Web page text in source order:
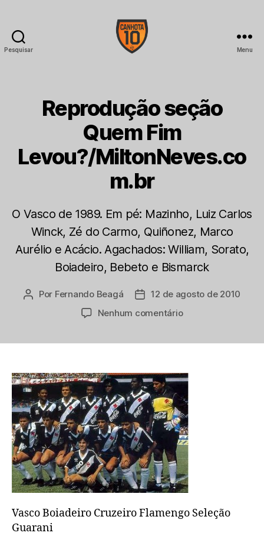
Pesquisar Menu
Reprodução seção
Quem Fim
Levou?/MiltonNeves.co
m.br
O Vasco de 1989. Em pé: Mazinho, Luiz Carlos
Winck, Zé do Carmo, Quiñonez, Marco
Aurélio e Acácio. Agachados: William, Sorato,
Boiadeiro, Bebeto e Bismarck
Autor
Por Fernando Beagá
Data12 de agosto de 2010
Nenhum comentárioem
Levou?/
Vasco Boiadeiro Cruzeiro Flamengo Seleção
Guarani